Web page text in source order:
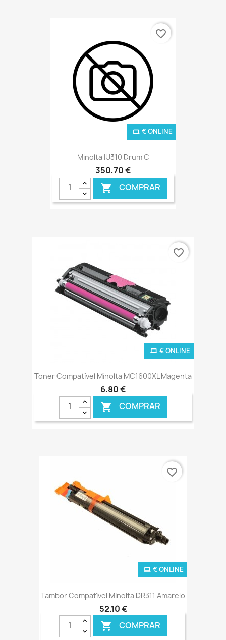
Minolta IU310 Drum C
350,70 €
 COMPRAR
€ ONLINE
favorite_border
Toner Compatível Minolta MC1600XL Magenta
6,80 €
 COMPRAR
€ ONLINE
favorite_border
Tambor Compatível Minolta DR311 Amarelo
52,10 €
 COMPRAR
€ ONLINE
favorite_border